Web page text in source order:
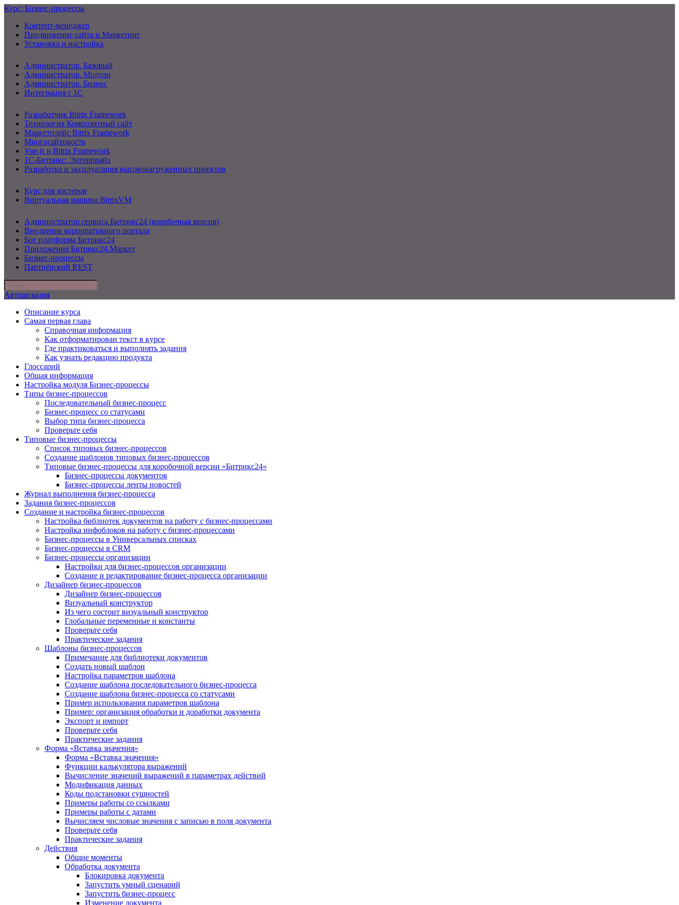
Курс: Бизнес-процессы
Контент-менеджер
Продвижение сайта и Маркетинг
Установка и настройка
Администратор. Базовый
Администратор. Модули
Администратор. Бизнес
Интеграция с 1С
Разработчик Bitrix Framework
Технология Композитный сайт
Маркетплейс Bitrix Framework
Многосайтовость
Vue.js и Bitrix Framework
1С-Битрикс: Энтерпрайз
Разработка и эксплуатация высоконагруженных проектов
Курс для хостеров
Виртуальная машина BitrixVM
Администратор сервиса Битрикс24 (коробочная версия)
Внедрение корпоративного портала
Бот платформа Битрикс24
Приложения Битрикс24.Маркет
Бизнес-процессы
Партнёрский REST
Авторизация
Описание курса
Самая первая глава
Справочная информация
Как отформатирован текст в курсе
Где практиковаться и выполнять задания
Как узнать редакцию продукта
Глоссарий
Общая информация
Настройка модуля Бизнес-процессы
Типы бизнес-процессов
Последовательный бизнес-процесс
Бизнес-процесс со статусами
Выбор типа бизнес-процесса
Проверьте себя
Типовые бизнес-процессы
Список типовых бизнес-процессов
Создание шаблонов типовых бизнес-процессов
Типовые бизнес-процессы для коробочной версии «Битрикс24»
Бизнес-процессы документов
Бизнес-процессы ленты новостей
Журнал выполнения бизнес-процесса
Задания бизнес-процессов
Создание и настройка бизнес-процессов
Настройка библиотек документов на работу с бизнес-процессами
Настройка инфоблоков на работу с бизнес-процессами
Бизнес-процессы в Универсальных списках
Бизнес-процессы в CRM
Бизнес-процессы организации
Настройки для бизнес-процессов организации
Создание и редактирование бизнес-процесса организации
Дизайнер бизнес-процессов
Дизайнер бизнес-процессов
Визуальный конструктор
Из чего состоит визуальный конструктор
Глобальные переменные и константы
Проверьте себя
Практические задания
Шаблоны бизнес-процессов
Примечание для библиотеки документов
Создать новый шаблон
Настройка параметров шаблона
Создание шаблона последовательного бизнес-процесса
Создание шаблона бизнес-процесса со статусами
Пример использования параметров шаблона
Пример: организация обработки и доработки документа
Экспорт и импорт
Проверьте себя
Практические задания
Форма «Вставка значения»
Форма «Вставка значения»
Функции калькулятора выражений
Вычисление значений выражений в параметрах действий
Модификация данных
Коды подстановки сущностей
Примеры работы со ссылками
Примеры работы с датами
Вычисляем числовые значения с записью в поля документа
Проверьте себя
Практические задания
Действия
Общие моменты
Обработка документа
Блокировка документа
Запустить умный сценарий
Запустить бизнес-процесс
Изменение документа